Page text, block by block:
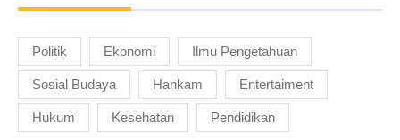
Politik Ekonomi Ilmu Pengetahuan
Sosial Budaya Hankam Entertaiment
Hukum Kesehatan Pendidikan